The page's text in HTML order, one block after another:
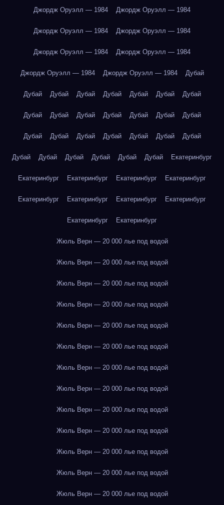
Джордж Оруэлл — 1984 Джордж Оруэлл — 1984
Джордж Оруэлл — 1984 Джордж Оруэлл — 1984
Джордж Оруэлл — 1984 Джордж Оруэлл — 1984
Джордж Оруэлл — 1984 Джордж Оруэлл — 1984 Дубай
Дубай Дубай Дубай Дубай Дубай Дубай Дубай
Дубай Дубай Дубай Дубай Дубай Дубай Дубай
Дубай Дубай Дубай Дубай Дубай Дубай Дубай
Дубай Дубай Дубай Дубай Дубай Дубай Екатеринбург
Екатеринбург Екатеринбург Екатеринбург Екатеринбург
Екатеринбург Екатеринбург Екатеринбург Екатеринбург
Екатеринбург Екатеринбург
Жюль Верн — 20 000 лье под водой
Жюль Верн — 20 000 лье под водой
Жюль Верн — 20 000 лье под водой
Жюль Верн — 20 000 лье под водой
Жюль Верн — 20 000 лье под водой
Жюль Верн — 20 000 лье под водой
Жюль Верн — 20 000 лье под водой
Жюль Верн — 20 000 лье под водой
Жюль Верн — 20 000 лье под водой
Жюль Верн — 20 000 лье под водой
Жюль Верн — 20 000 лье под водой
Жюль Верн — 20 000 лье под водой
Жюль Верн — 20 000 лье под водой